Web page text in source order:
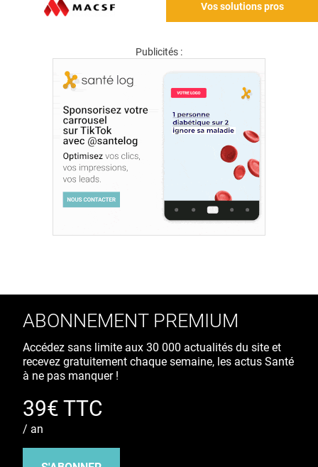
Vos solutions pros
Publicités :
ABONNEMENT PREMIUM
Accédez sans limite aux 30 000 actualités du site et
recevez gratuitement chaque semaine, les actus Santé
à ne pas manquer !
39€ TTC
/ an